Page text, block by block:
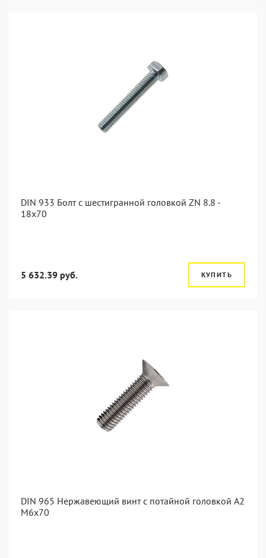
DIN 933 Болт с шестигранной головкой ZN 8.8 -
18x70
5 632.39 руб. КУПИТЬ
DIN 965 Нержавеющий винт с потайной головкой А2
М6x70